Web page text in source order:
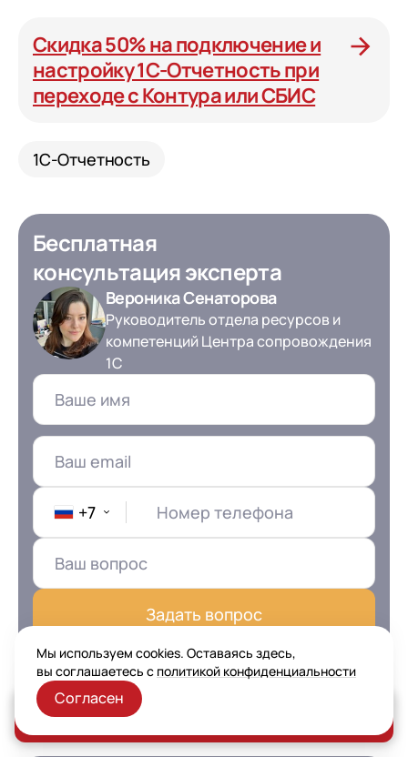
Скидка 50% на подключение и
настройку 1С-Отчетность при
переходе с Контура или СБИС
1С-Отчетность
Бесплатная
консультация эксперта
Вероника Сенаторова
Руководитель отдела ресурсов и
компетенций Центра сопровождения
1С
+7 Номер телефона
Задать вопрос
Я даю согласие на обработкуПерсональных
данныхв соответствии сПолитикой
Конфиденциальности
Заказать консультацию
Мы используем cookies. Оставаясь здесь,
вы соглашаетесь с политикой конфиденциальности
Согласен